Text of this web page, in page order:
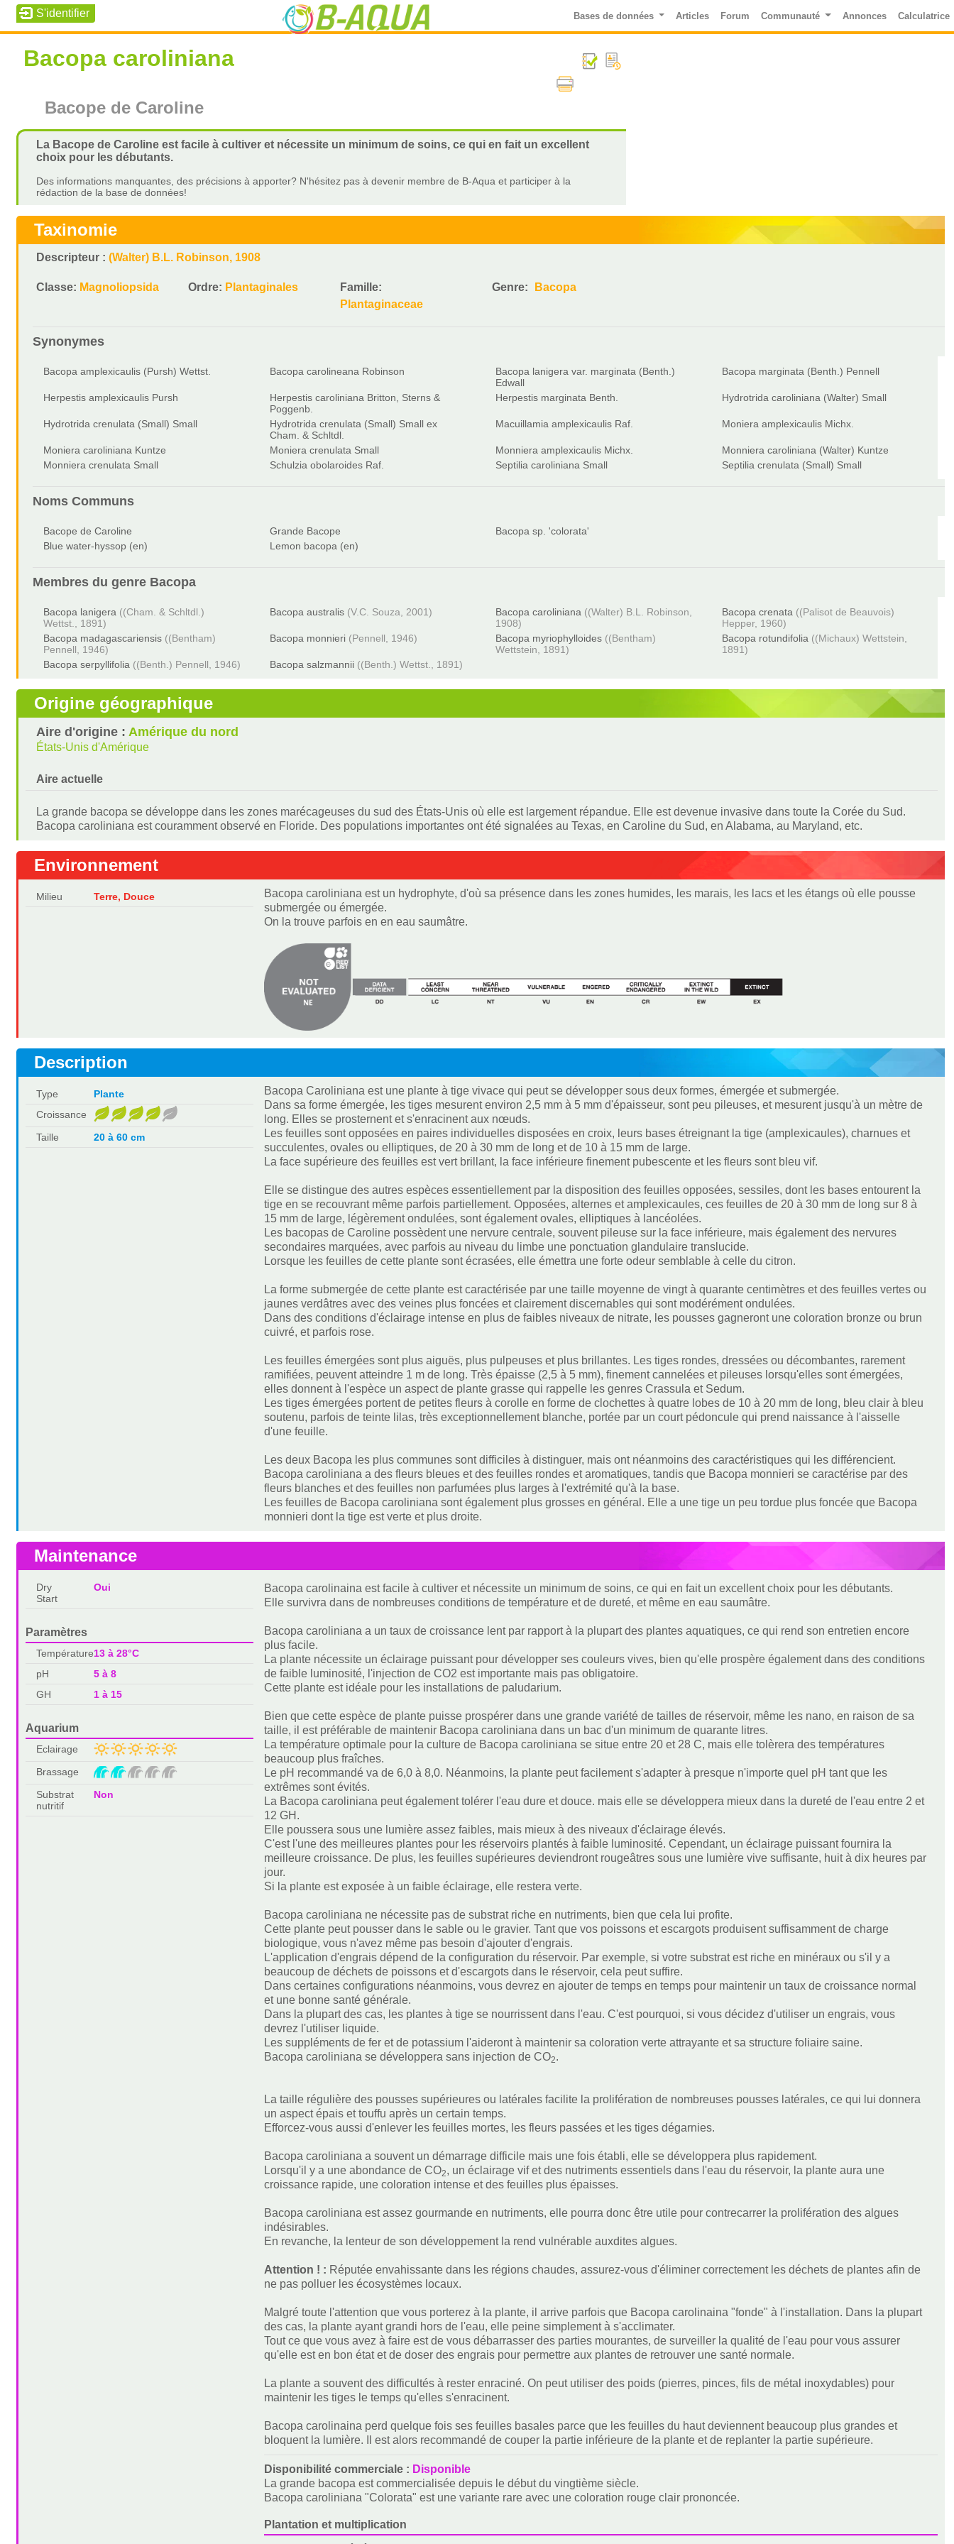
Bases de données Articles Forum Communauté Annonces Calculatrice
Bacopa caroliniana
Bacope de Caroline
La Bacope de Caroline est facile à cultiver et nécessite un minimum de soins, ce qui en fait un excellent
choix pour les débutants.
Des informations manquantes, des précisions à apporter? N'hésitez pas à devenir membre de B-Aqua et participer à la
rédaction de la base de données!
Taxinomie
Descripteur :(Walter) B.L. Robinson, 1908
Classe: Magnoliopsida Ordre: Plantaginales
Famille:
Plantaginaceae
Genre: Bacopa
Synonymes
Bacopa amplexicaulis (Pursh) Wettst. Bacopa carolineana Robinson
Bacopa lanigera var. marginata (Benth.)
Edwall
Bacopa marginata (Benth.) Pennell
Herpestis amplexicaulis Pursh
Herpestis caroliniana Britton, Sterns &
Poggenb.
Herpestis marginata Benth. Hydrotrida caroliniana (Walter) Small
Hydrotrida crenulata (Small) Small
Hydrotrida crenulata (Small) Small ex
Cham. & Schltdl.
Macuillamia amplexicaulis Raf. Moniera amplexicaulis Michx.
Moniera caroliniana Kuntze Moniera crenulata Small Monniera amplexicaulis Michx.
Monniera caroliniana (Walter) Kuntze
Monniera crenulata Small
Schulzia obolaroides Raf. Septilia caroliniana Small Septilia crenulata (Small) Small
Noms Communs
Bacope de Caroline Grande Bacope
Bacopa sp. 'colorata'
Blue water-hyssop (en)
Lemon bacopa (en)
Membres du genre Bacopa
Bacopa lanigera ((Cham. & Schltdl.)
Wettst., 1891)
Bacopa australis (V.C. Souza, 2001) Bacopa caroliniana ((Walter) B.L. Robinson,
1908)
Bacopa crenata ((Palisot de Beauvois)
Hepper, 1960)
Bacopa madagascariensis ((Bentham)
Pennell, 1946)
Bacopa monnieri (Pennell, 1946) Bacopa myriophylloides ((Bentham)
Wettstein, 1891)
Bacopa rotundifolia ((Michaux) Wettstein,
1891)
Bacopa serpyllifolia ((Benth.) Pennell, 1946) Bacopa salzmannii ((Benth.) Wettst., 1891)
Origine géographique
Aire d'origine :Amérique du nord
États-Unis d'Amérique
Aire actuelle
La grande bacopa se développe dans les zones marécageuses du sud des États-Unis où elle est largement répandue. Elle est devenue invasive dans toute la Corée du Sud.
Bacopa caroliniana est couramment observé en Floride. Des populations importantes ont été signalées au Texas, en Caroline du Sud, en Alabama, au Maryland, etc.
Environnement
Milieu Terre, Douce
Bacopa caroliniana est un hydrophyte, d'où sa présence dans les zones humides, les marais, les lacs et les étangs où elle pousse
submergée ou émergée.
On la trouve parfois en en eau saumâtre.
Description
Type
Plante
Croissance
Taille
20 à 60 cm
Bacopa Caroliniana est une plante à tige vivace qui peut se développer sous deux formes, émergée et submergée.
Dans sa forme émergée, les tiges mesurent environ 2,5 mm à 5 mm d'épaisseur, sont peu pileuses, et mesurent jusqu'à un mètre de
long. Elles se prosternent et s'enracinent aux nœuds.
Les feuilles sont opposées en paires individuelles disposées en croix, leurs bases étreignant la tige (amplexicaules), charnues et
succulentes, ovales ou elliptiques, de 20 à 30 mm de long et de 10 à 15 mm de large.
La face supérieure des feuilles est vert brillant, la face inférieure finement pubescente et les fleurs sont bleu vif.
Elle se distingue des autres espèces essentiellement par la disposition des feuilles opposées, sessiles, dont les bases entourent la
tige en se recouvrant même parfois partiellement. Opposées, alternes et amplexicaules, ces feuilles de 20 à 30 mm de long sur 8 à
15 mm de large, légèrement ondulées, sont également ovales, elliptiques à lancéolées.
Les bacopas de Caroline possèdent une nervure centrale, souvent pileuse sur la face inférieure, mais également des nervures
secondaires marquées, avec parfois au niveau du limbe une ponctuation glandulaire translucide.
Lorsque les feuilles de cette plante sont écrasées, elle émettra une forte odeur semblable à celle du citron.
La forme submergée de cette plante est caractérisée par une taille moyenne de vingt à quarante centimètres et des feuilles vertes ou
jaunes verdâtres avec des veines plus foncées et clairement discernables qui sont modérément ondulées.
Dans des conditions d'éclairage intense en plus de faibles niveaux de nitrate, les pousses gagneront une coloration bronze ou brun
cuivré, et parfois rose.
Les feuilles émergées sont plus aiguës, plus pulpeuses et plus brillantes. Les tiges rondes, dressées ou décombantes, rarement
ramifiées, peuvent atteindre 1 m de long. Très épaisse (2,5 à 5 mm), finement cannelées et pileuses lorsqu'elles sont émergées,
elles donnent à l'espèce un aspect de plante grasse qui rappelle les genres Crassula et Sedum.
Les tiges émergées portent de petites fleurs à corolle en forme de clochettes à quatre lobes de 10 à 20 mm de long, bleu clair à bleu
soutenu, parfois de teinte lilas, très exceptionnellement blanche, portée par un court pédoncule qui prend naissance à l'aisselle
d'une feuille.
Les deux Bacopa les plus communes sont difficiles à distinguer, mais ont néanmoins des caractéristiques qui les différencient.
Bacopa caroliniana a des fleurs bleues et des feuilles rondes et aromatiques, tandis que Bacopa monnieri se caractérise par des
fleurs blanches et des feuilles non parfumées plus larges à l'extrémité qu'à la base.
Les feuilles de Bacopa caroliniana sont également plus grosses en général. Elle a une tige un peu tordue plus foncée que Bacopa
monnieri dont la tige est verte et plus droite.
Maintenance
Dry
Start
Oui
Paramètres
Température13 à 28°C
pH
5 à 8
GH
1 à 15
Aquarium
Eclairage
Brassage
Substrat
nutritif
Non
Bacopa carolinaina est facile à cultiver et nécessite un minimum de soins, ce qui en fait un excellent choix pour les débutants.
Elle survivra dans de nombreuses conditions de température et de dureté, et même en eau saumâtre.
Bacopa caroliniana a un taux de croissance lent par rapport à la plupart des plantes aquatiques, ce qui rend son entretien encore
plus facile.
La plante nécessite un éclairage puissant pour développer ses couleurs vives, bien qu'elle prospère également dans des conditions
de faible luminosité, l'injection de CO2 est importante mais pas obligatoire.
Cette plante est idéale pour les installations de paludarium.
Bien que cette espèce de plante puisse prospérer dans une grande variété de tailles de réservoir, même les nano, en raison de sa
taille, il est préférable de maintenir Bacopa caroliniana dans un bac d'un minimum de quarante litres.
La température optimale pour la culture de Bacopa caroliniana se situe entre 20 et 28 C, mais elle tolèrera des températures
beaucoup plus fraîches.
Le pH recommandé va de 6,0 à 8,0. Néanmoins, la plante peut facilement s'adapter à presque n'importe quel pH tant que les
extrêmes sont évités.
La Bacopa caroliniana peut également tolérer l'eau dure et douce. mais elle se développera mieux dans la dureté de l'eau entre 2 et
12 GH.
Elle poussera sous une lumière assez faibles, mais mieux à des niveaux d'éclairage élevés.
C'est l'une des meilleures plantes pour les réservoirs plantés à faible luminosité. Cependant, un éclairage puissant fournira la
meilleure croissance. De plus, les feuilles supérieures deviendront rougeâtres sous une lumière vive suffisante, huit à dix heures par
jour.
Si la plante est exposée à un faible éclairage, elle restera verte.
Bacopa caroliniana ne nécessite pas de substrat riche en nutriments, bien que cela lui profite.
Cette plante peut pousser dans le sable ou le gravier. Tant que vos poissons et escargots produisent suffisamment de charge
biologique, vous n'avez même pas besoin d'ajouter d'engrais.
L'application d'engrais dépend de la configuration du réservoir. Par exemple, si votre substrat est riche en minéraux ou s'il y a
beaucoup de déchets de poissons et d'escargots dans le réservoir, cela peut suffire.
Dans certaines configurations néanmoins, vous devrez en ajouter de temps en temps pour maintenir un taux de croissance normal
et une bonne santé générale.
Dans la plupart des cas, les plantes à tige se nourrissent dans l'eau. C'est pourquoi, si vous décidez d'utiliser un engrais, vous
devrez l'utiliser liquide.
Les suppléments de fer et de potassium l'aideront à maintenir sa coloration verte attrayante et sa structure foliaire saine.
Bacopa caroliniana se développera sans injection de CO2.
La taille régulière des pousses supérieures ou latérales facilite la prolifération de nombreuses pousses latérales, ce qui lui donnera
un aspect épais et touffu après un certain temps.
Efforcez-vous aussi d'enlever les feuilles mortes, les fleurs passées et les tiges dégarnies.
Bacopa caroliniana a souvent un démarrage difficile mais une fois établi, elle se développera plus rapidement.
Lorsqu'il y a une abondance de CO2, un éclairage vif et des nutriments essentiels dans l'eau du réservoir, la plante aura une
croissance rapide, une coloration intense et des feuilles plus épaisses.
Bacopa caroliniana est assez gourmande en nutriments, elle pourra donc être utile pour contrecarrer la prolifération des algues
indésirables.
En revanche, la lenteur de son développement la rend vulnérable auxdites algues.
Attention ! : Réputée envahissante dans les régions chaudes, assurez-vous d'éliminer correctement les déchets de plantes afin de
ne pas polluer les écosystèmes locaux.
Malgré toute l'attention que vous porterez à la plante, il arrive parfois que Bacopa carolinaina "fonde" à l'installation. Dans la plupart
des cas, la plante ayant grandi hors de l'eau, elle peine simplement à s'acclimater.
Tout ce que vous avez à faire est de vous débarrasser des parties mourantes, de surveiller la qualité de l'eau pour vous assurer
qu'elle est en bon état et de doser des engrais pour permettre aux plantes de retrouver une santé normale.
La plante a souvent des difficultés à rester enraciné. On peut utiliser des poids (pierres, pinces, fils de métal inoxydables) pour
maintenir les tiges le temps qu'elles s'enracinent.
Bacopa carolinaina perd quelque fois ses feuilles basales parce que les feuilles du haut deviennent beaucoup plus grandes et
bloquent la lumière. Il est alors recommandé de couper la partie inférieure de la plante et de replanter la partie supérieure.
Disponibilité commerciale : Disponible
La grande bacopa est commercialisée depuis le début du vingtième siècle.
Bacopa caroliniana "Colorata" est une variante rare avec une coloration rouge clair prononcée.
Plantation et multiplication